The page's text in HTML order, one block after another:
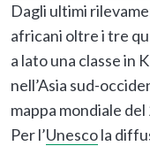
Dagli ultimi
africani oltre i tre
a lato una classe in
nell’Asia sud-
mappa mondiale
Per l’Unescola